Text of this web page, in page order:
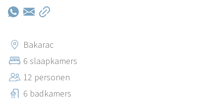
afstand ligt. De dichtstbijzijnde luchthaven ligt in Omišalj,
grens op 48 km afstand ligt.
Bakarac
6 slaapkamers
12 personen
6 badkamers